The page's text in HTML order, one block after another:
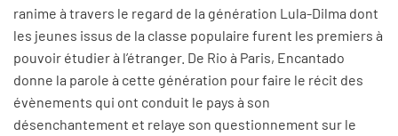
ranime à travers le regard de la génération Lula-Dilma dont
les jeunes issus de la classe populaire furent les premiers à
pouvoir étudier à l’étranger. De Rio à Paris, Encantado
donne la parole à cette génération pour faire le récit des
évènements qui ont conduit le pays à son
désenchantement et relaye son questionnement sur le